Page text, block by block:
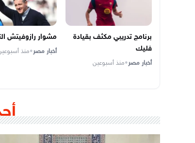
برنامج تدريبي مكثف بقيادة
فليك
أخبار مصر•منذ أسبوعين
مشوار رازوفيتش
أخبار مصر•منذ